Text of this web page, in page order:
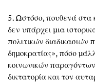
5. Ωστόσο, πουθενά στα
δεν υπάρχει μια
πολιτικών διαδικασιών
δημοκρατίας», πόσο
κοινωνικών
δικτατορία και τον